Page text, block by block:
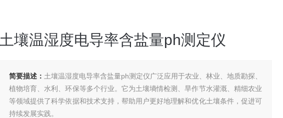
土壤温湿度电导率含盐量ph测定仪
简要描述： 土壤温湿度电导率含盐量ph测定仪广泛应用于农业、林业、地质勘探、
植物培育、水利、环保等多个行业。它为土壤墒情检测、旱作节水灌溉、精细农业
等领域提供了科学依据和技术支持，帮助用户更好地理解和优化土壤条件，促进可
持续发展实践。